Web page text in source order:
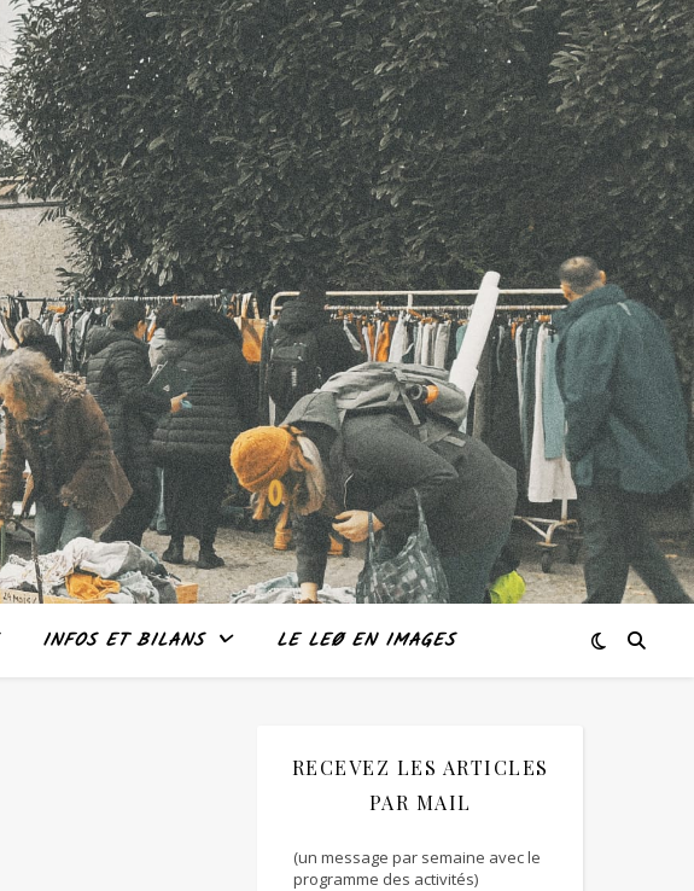
INFOS ET BILANS LE LEØ EN IMAGES
RECEVEZ LES ARTICLES
PAR MAIL
(un message par semaine avec le
programme des activités)